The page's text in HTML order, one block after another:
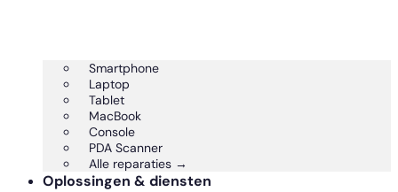
Smartphone
Laptop
Tablet
MacBook
Console
PDA Scanner
Alle reparaties →
Oplossingen & diensten